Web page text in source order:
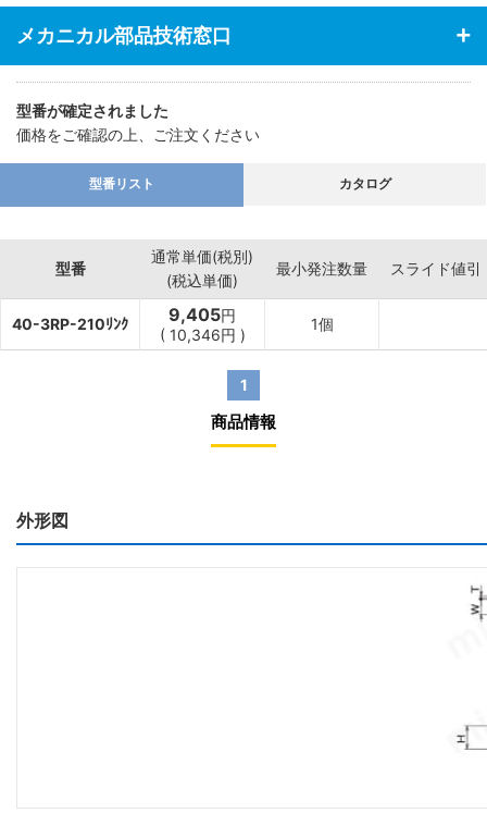
メカニカル部品技術窓口
型番が確定されました
価格をご確認の上、ご注文ください
型番リスト カタログ
型番
通常単価(税別)
(税込単価)
最小発注数量 スライド値引
40-3RP-210ﾘﾝｸ 9,405円
( 10,346円 )
1個
1
商品情報
外形図